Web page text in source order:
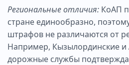
Региональные отличия: КоАП
стране единообразно,
штрафов не различаются от
Например, Кызылординские и
дорожные службы